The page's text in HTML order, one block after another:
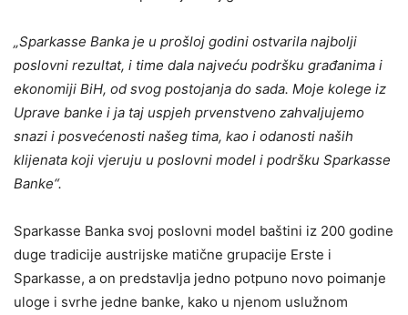
„Sparkasse Banka je u prošloj godini ostvarila najbolji
poslovni rezultat, i time dala najveću podršku građanima i
ekonomiji BiH, od svog postojanja do sada. Moje kolege iz
Uprave banke i ja taj uspjeh prvenstveno zahvaljujemo
snazi i posvećenosti našeg tima, kao i odanosti naših
klijenata koji vjeruju u poslovni model i podršku Sparkasse
Banke“.
Sparkasse Banka svoj poslovni model baštini iz 200 godine
duge tradicije austrijske matične grupacije Erste i
Sparkasse, a on predstavlja jedno potpuno novo poimanje
uloge i svrhe jedne banke, kako u njenom uslužnom